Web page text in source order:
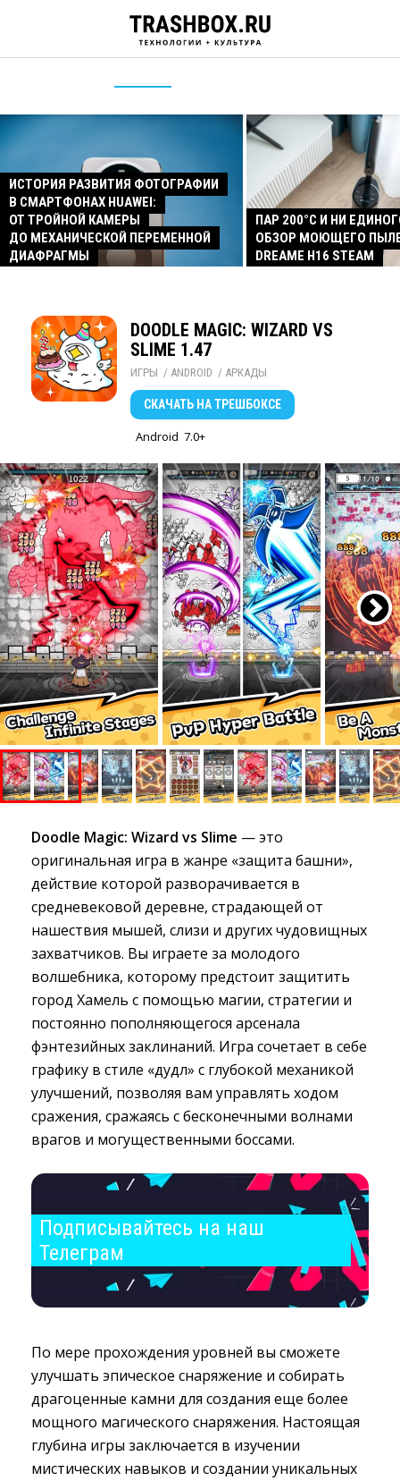
ИСТОРИЯ РАЗВИТИЯ ФОТОГРАФИИ
В СМАРТФОНАХ HUAWEI:
ОТ ТРОЙНОЙ КАМЕРЫ
ДО МЕХАНИЧЕСКОЙ ПЕРЕМЕННОЙ
ДИАФРАГМЫ
ПАР 200°C И НИ
ОБЗОР МОЮЩЕГО
DREAME H16 STEAM
DOODLE MAGIC: WIZARD VS
SLIME 1.47
ИГРЫ / ANDROID / АРКАДЫ
СКАЧАТЬ НА ТРЕШБОКСЕ
Android 7.0+
Doodle Magic: Wizard vs Slime — это
оригинальная игра в жанре «защита башни»,
действие которой разворачивается в
средневековой деревне, страдающей от
нашествия мышей, слизи и других чудовищных
захватчиков. Вы играете за молодого
волшебника, которому предстоит защитить
город Хамель с помощью магии, стратегии и
постоянно пополняющегося арсенала
фэнтезийных заклинаний. Игра сочетает в себе
графику в стиле «дудл» с глубокой механикой
улучшений, позволяя вам управлять ходом
сражения, сражаясь с бесконечными волнами
врагов и могущественными боссами.
Подписывайтесь на наш
Телеграм
По мере прохождения уровней вы сможете
улучшать эпическое снаряжение и собирать
драгоценные камни для создания еще более
мощного магического снаряжения. Настоящая
глубина игры заключается в изучении
мистических навыков и создании уникальных